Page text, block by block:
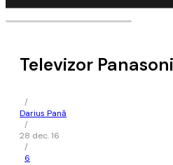
Televizor
/
Darius Pană
/
28 dec. 16
/
6